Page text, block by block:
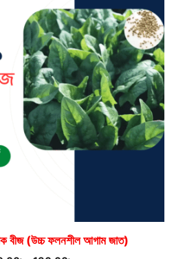
বীজ (উচ্চ ফলনশীল আগাম জাত)